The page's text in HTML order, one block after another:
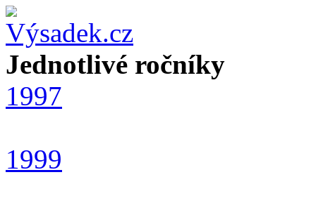
Jednotlivé ročníky
1997
1999